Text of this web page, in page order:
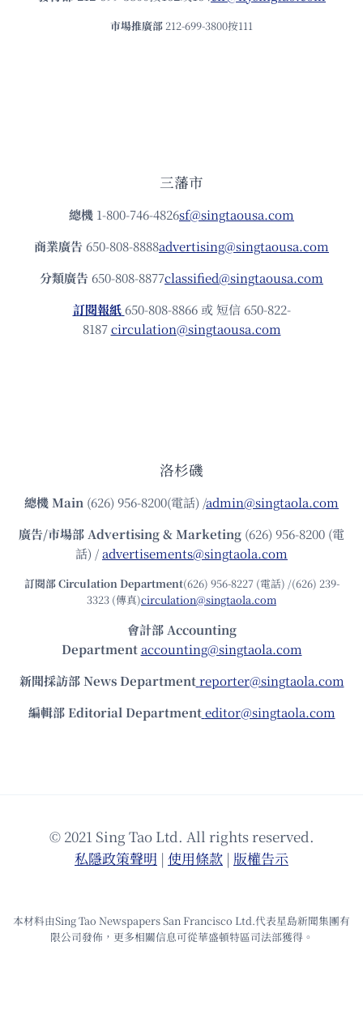
市場推廣部 212-699-3800按111
三藩市
總機 1-800-746-4826sf@singtaousa.com
商業廣告 650-808-8888advertising@singtaousa.com
分類廣告 650-808-8877classified@singtaousa.com
訂閱報紙 650-808-8866 或 短信 650-822-
8187circulation@singtaousa.com
洛杉磯
總機Main (626) 956-8200(電話) /admin@singtaola.com
廣告/市場部Advertising & Marketing (626) 956-8200 (電
話) /advertisements@singtaola.com
訂閱部 Circulation Department(626) 956-8227 (電話) /(626) 239-
3323 (傳真)circulation@singtaola.com
會計部 Accounting
Department accounting@singtaola.com
新聞採訪部 News Department reporter@singtaola.com
編輯部 Editorial Department editor@singtaola.com
© 2021 Sing Tao Ltd. All rights reserved.
私隱政策聲明 | 使⽤條款 | 版權告⽰
本材料由Sing Tao Newspapers San Francisco Ltd.代表星島新聞集團有
限公司發佈，更多相關信息可從華盛頓特區司法部獲得。